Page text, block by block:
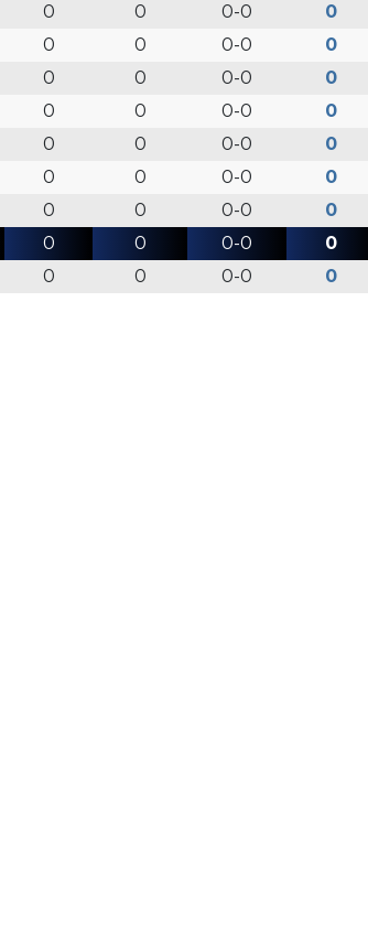
0 0 0-0
0
0 0 0-0
0
0 0 0-0
0
0 0 0-0
0
0 0 0-0
0
0 0 0-0
0
0 0 0-0
0
0 0 0-0
0
0 0 0-0 0